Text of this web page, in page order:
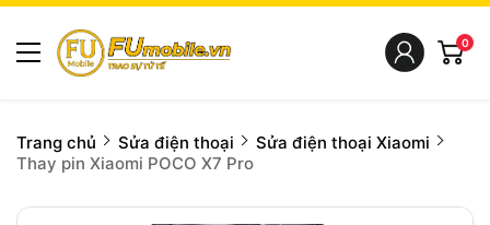
0
Trang chủ Sửa điện thoại
Sửa điện thoại Xiaomi
Thay pin Xiaomi POCO X7 Pro